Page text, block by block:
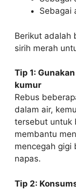
Sebagai
Berikut adalah
sirih merah
Tip 1:
kumur
Rebus
dalam air,
tersebut untuk
membantu
mencegah gigi
napas.
Tip 2: